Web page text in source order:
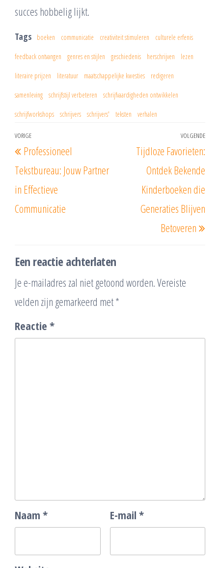
succes hobbelig lijkt.
Tags boeken communicatie creativiteit stimuleren culturele erfenis
feedback ontvangen genres en stijlen geschiedenis herschrijven lezen
literaire prijzen literatuur maatschappelijke kwesties redigeren
samenleving schrijfstijl verbeteren schrijfvaardigheden ontwikkelen
schrijfworkshops schrijvers schrijvers' teksten verhalen
Berichtnavigatie
Vorig
bericht
VORIGE
Professioneel
Tekstbureau: Jouw Partner
in Effectieve
Communicatie
VOLGENDE
Tijdloze Favorieten:
Ontdek Bekende
Kinderboeken die
Generaties Blijven
Betoveren
Een reactie achterlaten
Je e-mailadres zal niet getoond worden.Vereiste
velden zijn gemarkeerd met*
Reactie *
Naam * E-mail *